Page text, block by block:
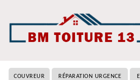
COUVREUR
RÉPARATION URGENCE